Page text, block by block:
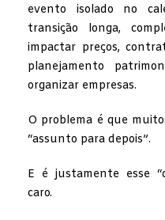
evento isolado no
transição longa,
impactar preços,
planejamento
organizar empresas.
O problema é que
“assunto para depois”.
E é justamente esse
caro.